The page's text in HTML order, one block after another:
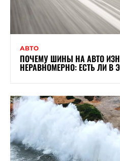
АВТО
ПОЧЕМУ ШИНЫ НА АВТО
НЕРАВНОМЕРНО: ЕСТЬ ЛИ В